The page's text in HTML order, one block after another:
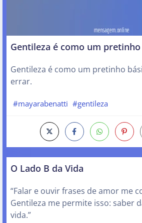
Gentileza é como um
Gentileza é como um pretinho
errar.
#mayarabenatti #gentileza
O Lado B da Vida
“Falar e ouvir frases de amor me
Gentileza me permite isso: saber
vida.”